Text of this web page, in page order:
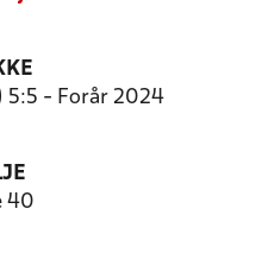
5:5 - Forår 2024
40